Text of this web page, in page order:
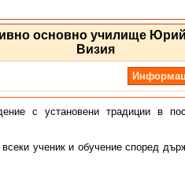
основно училище Юрий
Визия
с установени традиции в
ученик и обучение според